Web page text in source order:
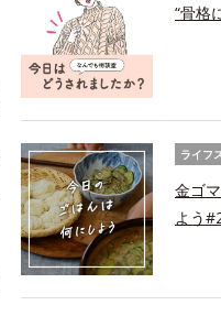
“骨格
ライフ
金ゴ
よう